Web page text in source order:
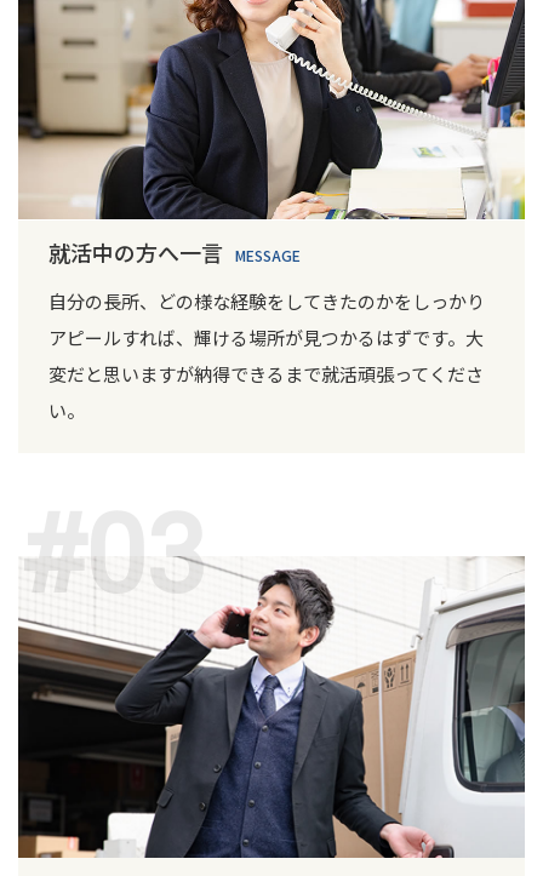
就活中の方へ一言 MESSAGE
自分の長所、どの様な経験をしてきたのかをしっかり
アピールすれば、輝ける場所が見つかるはずです。大
変だと思いますが納得できるまで就活頑張ってくださ
い。
#03